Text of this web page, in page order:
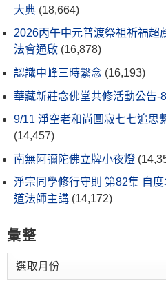
大典 (18,664)
2026丙午中元普渡祭祖祈福超
法會通啟 (16,878)
認識中峰三時繫念 (16,193)
華藏新莊念佛堂共修活動公告-
9/11 淨空老和尚圓寂七七追思
(14,457)
南無阿彌陀佛立牌小夜燈
淨宗同學修行守則 第82集 自
道法師主講 (14,172)
彙整